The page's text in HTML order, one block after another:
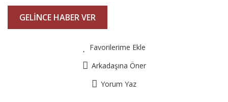
GELİNCE HABER VER
Favorilerime Ekle
Arkadaşına Öner
Yorum Yaz